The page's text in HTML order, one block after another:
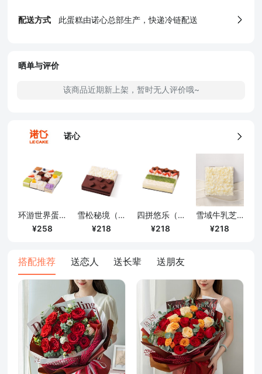
配送方式 此蛋糕由诺心总部生产，快递冷链配送
确定
晒单与评价
该商品近期新上架，暂时无人评价哦~
诺心
环游世界蛋糕（约454g）
258
雪松秘境（约454g）
218
四拼悠乐（ 约454g）
218
雪域牛乳芝士蛋糕（约454g）
218
搭配推荐 送恋人 送长辈 送朋友